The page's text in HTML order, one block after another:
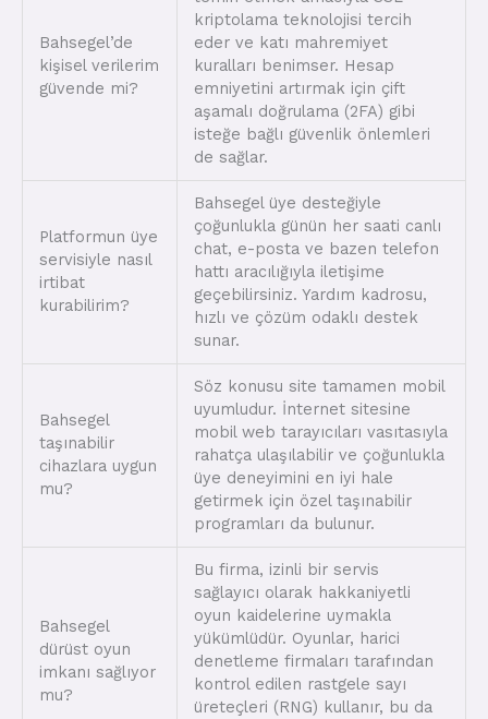
Bahsegel’de
kişisel verilerim
güvende mi?
kriptolama teknolojisi tercih
eder ve katı mahremiyet
kuralları benimser. Hesap
emniyetini artırmak için çift
aşamalı doğrulama (2FA) gibi
isteğe bağlı güvenlik önlemleri
de sağlar.
Platformun üye
servisiyle nasıl
irtibat
kurabilirim?
Bahsegel üye desteğiyle
çoğunlukla günün her saati canlı
chat, e-posta ve bazen telefon
hattı aracılığıyla iletişime
geçebilirsiniz. Yardım kadrosu,
hızlı ve çözüm odaklı destek
sunar.
Bahsegel
taşınabilir
cihazlara uygun
mu?
Söz konusu site tamamen mobil
uyumludur. İnternet sitesine
mobil web tarayıcıları vasıtasıyla
rahatça ulaşılabilir ve çoğunlukla
üye deneyimini en iyi hale
getirmek için özel taşınabilir
programları da bulunur.
Bahsegel
dürüst oyun
imkanı sağlıyor
mu?
Bu firma, izinli bir servis
sağlayıcı olarak hakkaniyetli
oyun kaidelerine uymakla
yükümlüdür. Oyunlar, harici
denetleme firmaları tarafından
kontrol edilen rastgele sayı
üreteçleri (RNG) kullanır, bu da